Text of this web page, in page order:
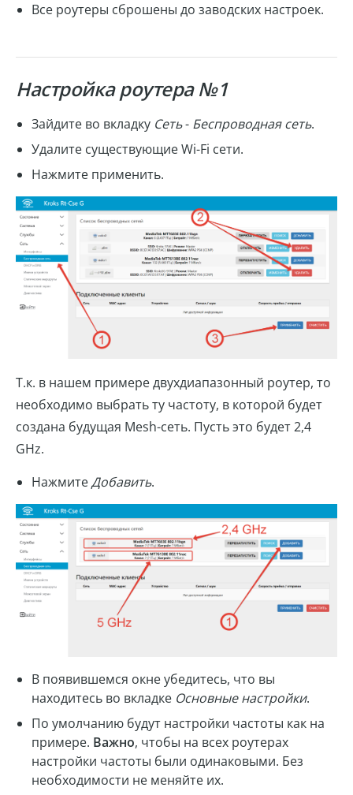
Все роутеры сброшены до заводских настроек.
Настройка роутера №1
Зайдите во вкладку Сеть- Беспроводная сеть.
Удалите существующие Wi-Fi сети.
Нажмите применить.
Т.к. в нашем примере двухдиапазонный роутер, то
необходимо выбрать ту частоту, в которой будет
создана будущая Mesh-сеть. Пусть это будет 2,4
GHz.
НажмитеДобавить.
В появившемся окне убедитесь, что вы
находитесь во вкладке Основные настройки.
По умолчанию будут настройки частоты как на
примере. Важно, чтобы на всех роутерах
настройки частоты были одинаковыми. Без
необходимости не меняйте их.